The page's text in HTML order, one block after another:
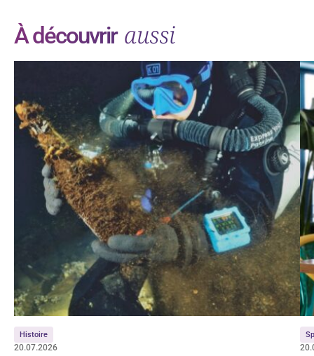
À découvrir aussi
Histoire
20.07.2026